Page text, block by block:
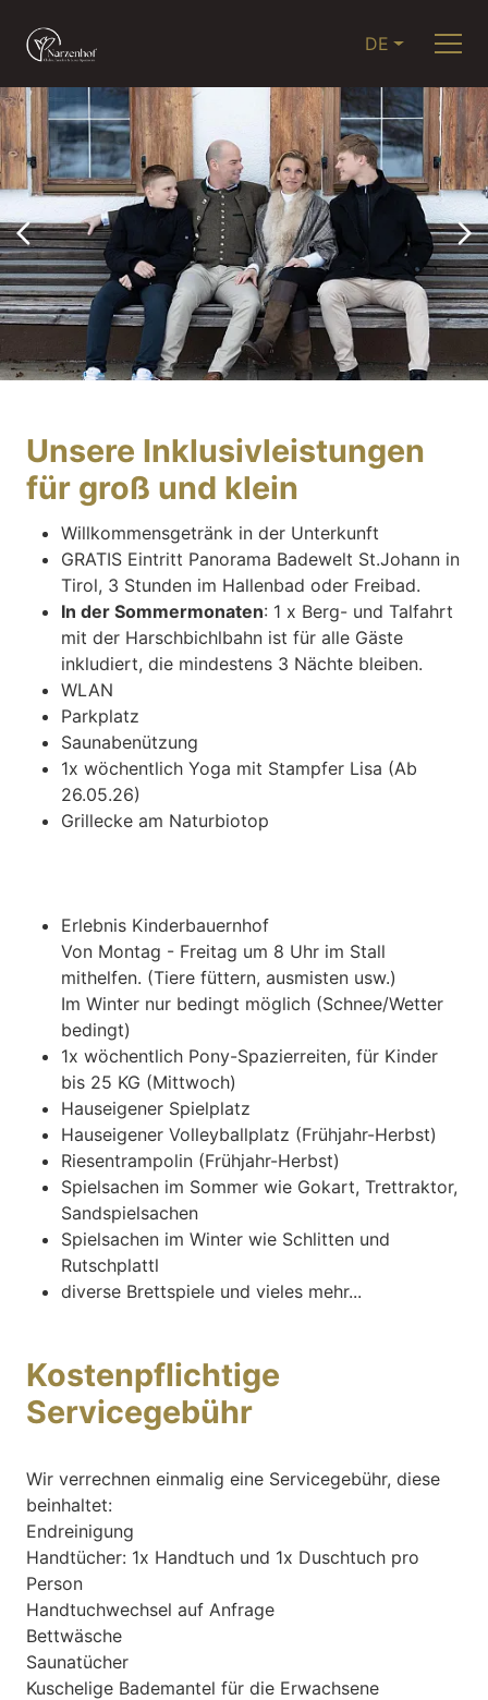
DE
Unsere Inklusivleistungen
für groß und klein
Willkommensgetränk in der Unterkunft
GRATIS Eintritt Panorama Badewelt St.Johann in
Tirol, 3 Stunden im Hallenbad oder Freibad.
In der Sommermonaten: 1 x Berg- und Talfahrt
mit der Harschbichlbahn ist für alle Gäste
inkludiert, die mindestens 3 Nächte bleiben.
WLAN
Parkplatz
Saunabenützung
1x wöchentlich Yoga mit Stampfer Lisa (Ab
26.05.26)
Grillecke am Naturbiotop
Erlebnis Kinderbauernhof
Von Montag - Freitag um 8 Uhr im Stall
mithelfen. (Tiere füttern, ausmisten usw.)
Im Winter nur bedingt möglich (Schnee/Wetter
bedingt)
1x wöchentlich Pony-Spazierreiten, für Kinder
bis 25 KG (Mittwoch)
Hauseigener Spielplatz
Hauseigener Volleyballplatz (Frühjahr-Herbst)
Riesentrampolin (Frühjahr-Herbst)
Spielsachen im Sommer wie Gokart, Trettraktor,
Sandspielsachen
Spielsachen im Winter wie Schlitten und
Rutschplattl
diverse Brettspiele und vieles mehr...
Kostenpflichtige
Servicegebühr
Wir verrechnen einmalig eine Servicegebühr, diese
beinhaltet:
Endreinigung
Handtücher: 1x Handtuch und 1x Duschtuch pro
Person
Handtuchwechsel auf Anfrage
Bettwäsche
Saunatücher
Kuschelige Bademantel für die Erwachsene